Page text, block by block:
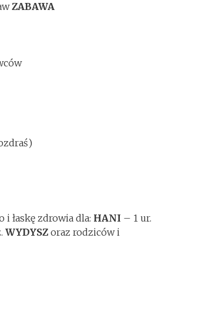
ZABAWA
i łaskę zdrowia dla: HANI – 1 ur.
WYDYSZ oraz rodziców i